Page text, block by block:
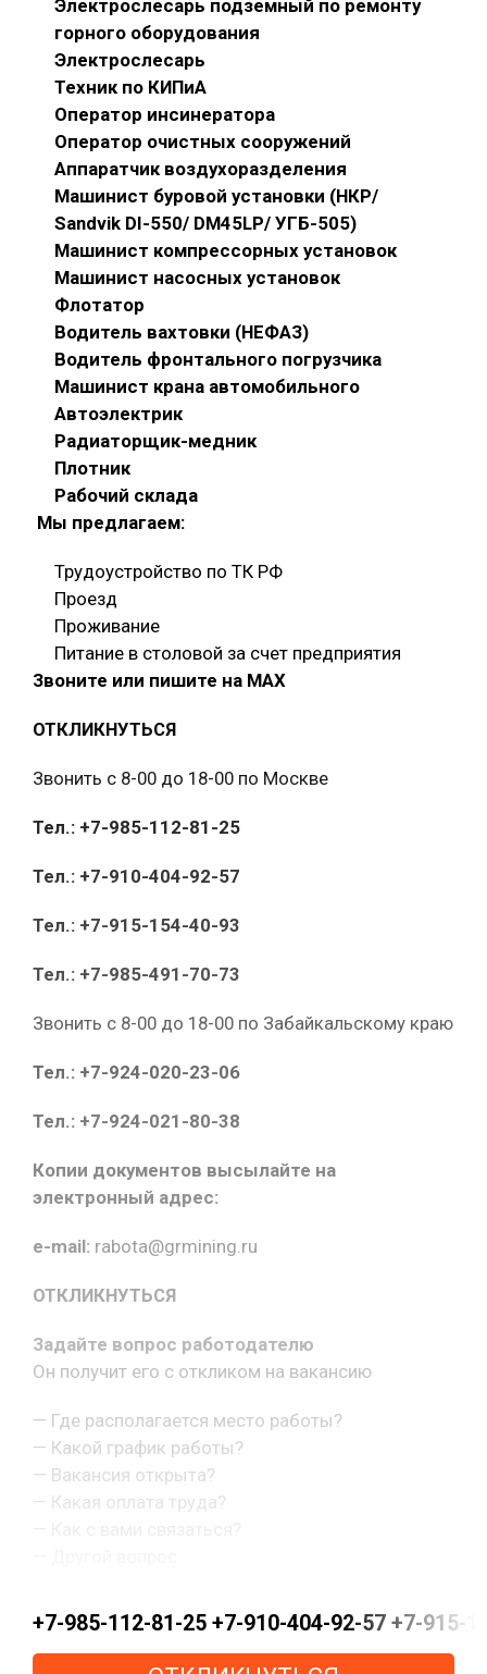
Электрослесарь подземный по ремонту
горного оборудования
Электрослесарь
Техник по КИПиА
Оператор инсинератора
Оператор очистных сооружений
Аппаратчик воздухоразделения
Машинист буровой установки (НКР/
Sandvik DI-550/ DM45LP/ УГБ-505)
Машинист компрессорных установок
Машинист насосных установок
Флотатор
Водитель вахтовки (НЕФАЗ)
Водитель фронтального погрузчика
Машинист крана автомобильного
Автоэлектрик
Радиаторщик-медник
Плотник
Рабочий склада
Мы предлагаем:
Трудоустройство по ТК РФ
Проезд
Проживание
Питание в столовой за счет предприятия
Звоните или пишите на МАХ
ОТКЛИКНУТЬСЯ
Звонить с 8-00 до 18-00 по Москве
Тел.: +7-985-112-81-25
Тел.: +7-910-404-92-57
Тел.: +7-915-154-40-93
Тел.: +7-985-491-70-73
Звонить с 8-00 до 18-00 по Забайкальскому краю
Тел.: +7-924-020-23-06
Тел.: +7-924-021-80-38
Копии документов высылайте на
электронный адрес:
e-mail: rabota@grmining.ru
ОТКЛИКНУТЬСЯ
Задайте вопрос работодателю
Он получит его с откликом на вакансию
— Где располагается место работы?
— Какой график работы?
— Вакансия открыта?
— Какая оплата труда?
+7-985-112-81-25 +7-910-404-92-57 +7-915-